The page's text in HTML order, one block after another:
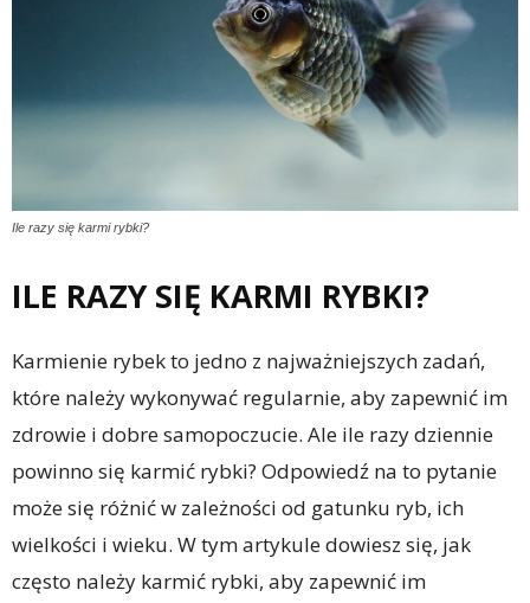
Ile razy się karmi rybki?
ILE RAZY SIĘ KARMI RYBKI?
Karmienie rybek to jedno z najważniejszych zadań,
które należy wykonywać regularnie, aby zapewnić im
zdrowie i dobre samopoczucie. Ale ile razy dziennie
powinno się karmić rybki? Odpowiedź na to pytanie
może się różnić w zależności od gatunku ryb, ich
wielkości i wieku. W tym artykule dowiesz się, jak
często należy karmić rybki, aby zapewnić im